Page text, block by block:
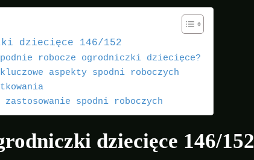
dziecięce 146/152
robocze ogrodniczki dziecięce?
aspekty spodni roboczych
zastosowanie spodni roboczych
dziecięce 146/152